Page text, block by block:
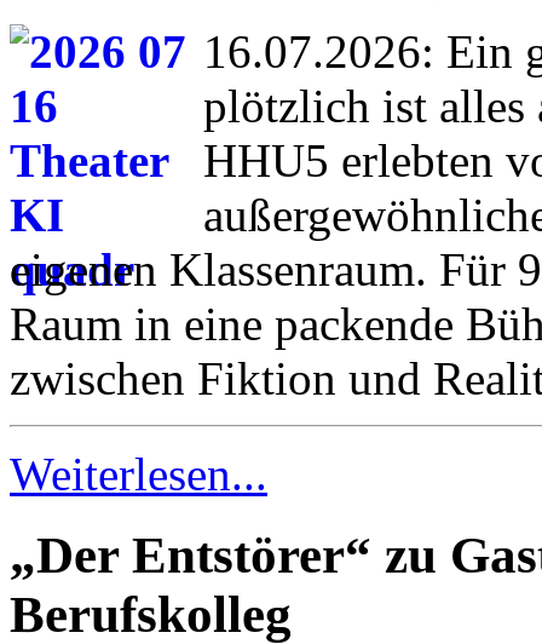
16.07.2026: Ein
plötzlich ist alles
HHU5 erlebten
eigenen Klassenraum. Für
Raum in eine packende
zwischen Fiktion und
Weiterlesen...
„Der Entstörer“ zu
Berufskolleg